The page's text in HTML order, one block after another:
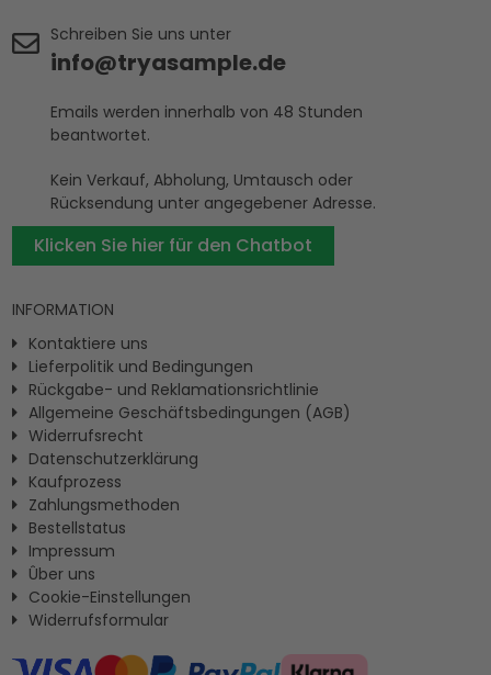
Schreiben Sie uns unter
info@tryasample.de
Emails werden innerhalb von 48 Stunden
beantwortet.
Kein Verkauf, Abholung, Umtausch oder
Rücksendung unter angegebener Adresse.
Klicken Sie hier für den Chatbot
INFORMATION
Kontaktiere uns
Lieferpolitik und Bedingungen
Rückgabe- und Reklamationsrichtlinie
Allgemeine Geschäftsbedingungen (AGB)
Widerrufsrecht
Datenschutzerklärung
Kaufprozess
Zahlungsmethoden
Bestellstatus
Impressum
Ûber uns
Cookie-Einstellungen
Widerrufsformular